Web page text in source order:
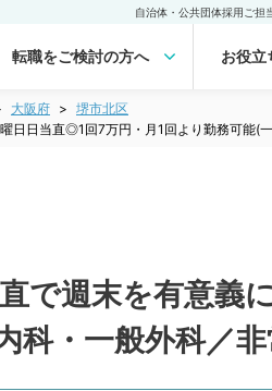
自治体・公共団体採用ご担
転職をご検討の方へ お役立
大阪府
堺市北区
日日当直◎1回7万円・月1回より勤務可能(
で週末を有意
・一般外科／非